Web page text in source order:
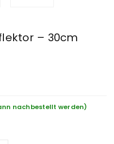
– 30cm
nachbestellt werden)